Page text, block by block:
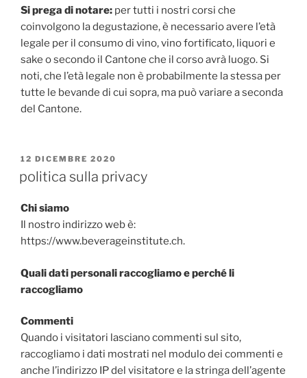
Si prega di notare: per tutti i nostri corsi che
coinvolgono la degustazione, è necessario avere l’età
legale per il consumo di vino, vino fortificato, liquori e
sake o secondo il Cantone che il corso avrà luogo. Si
noti, che l’età legale non è probabilmente la stessa per
tutte le bevande di cui sopra, ma può variare a seconda
del Cantone.
PUBBLICATO
12 DICEMBRE 2020
politica sulla privacy
Chi siamo
Il nostro indirizzo web è:
https://www.beverageinstitute.ch.
Quali dati personali raccogliamo e perché li
raccogliamo
Commenti
Quando i visitatori lasciano commenti sul sito,
raccogliamo i dati mostrati nel modulo dei commenti e
anche l’indirizzo IP del visitatore e la stringa dell’agente